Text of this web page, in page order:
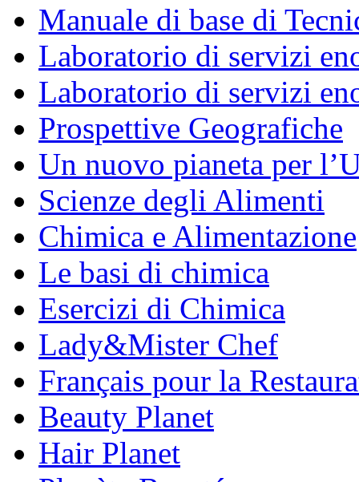
Manuale di base di
Laboratorio di servizi
Laboratorio di servizi
Prospettive Geografiche
Un nuovo pianeta per
Scienze degli Alimenti
Chimica e Alimentazione
Le basi di chimica
Esercizi di Chimica
Lady&Mister Chef
Français pour la
Beauty Planet
Hair Planet